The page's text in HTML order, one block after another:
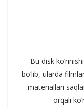
Bu disk
bo‘lib, ularda
materiallari
orqali